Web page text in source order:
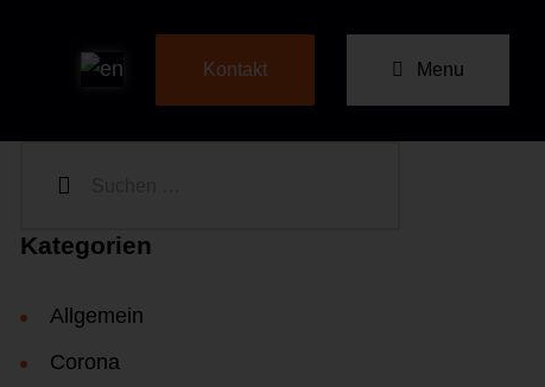
Kontakt Menu
Kategorien
Allgemein
Corona